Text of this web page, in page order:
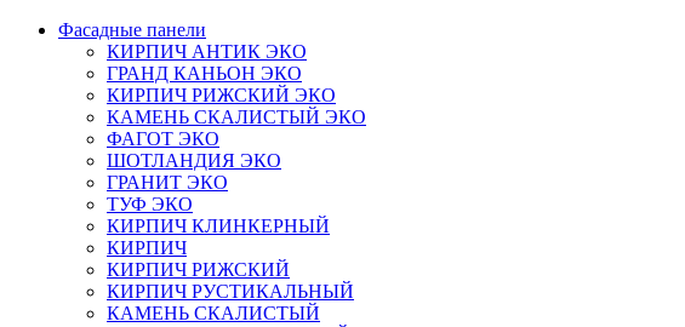
Фасадные панели
КИРПИЧ АНТИК ЭКО
ГРАНД КАНЬОН ЭКО
КИРПИЧ РИЖСКИЙ ЭКО
КАМЕНЬ СКАЛИСТЫЙ ЭКО
ФАГОТ ЭКО
ШОТЛАНДИЯ ЭКО
ГРАНИТ ЭКО
ТУФ ЭКО
КИРПИЧ КЛИНКЕРНЫЙ
КИРПИЧ
КИРПИЧ РИЖСКИЙ
КИРПИЧ РУСТИКАЛЬНЫЙ
КАМЕНЬ СКАЛИСТЫЙ